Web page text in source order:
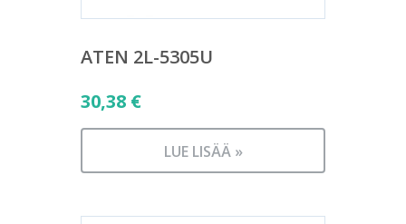
ATEN 2L-5305U
30,38 €
LUE LISÄÄ »